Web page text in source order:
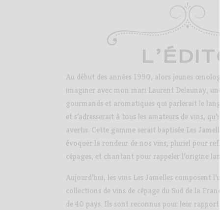
Au début des années 1990, alors jeunes
imaginer avec mon mari Laurent Delaunay,
gourmands et aromatiques qui parlerait le
et s’adresserait à tous les amateurs de vins,
avertis. Cette gamme serait baptisée Les
évoquer la rondeur de nos vins, pluriel pour
cépages, et chantant pour rappeler l’origine
Aujourd’hui, les vins Les Jamelles composent
collections de vins de cépage du Sud de la
de 40 pays. Ils sont reconnus pour leur